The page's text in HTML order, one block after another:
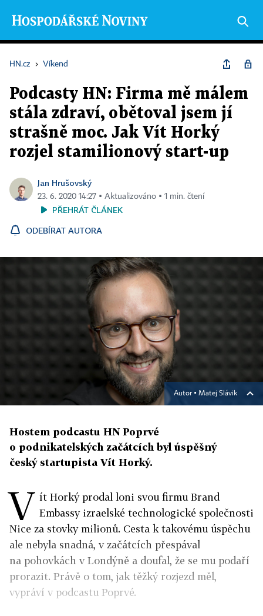
HN.cz › Víkend
Podcasty HN: Firma mě málem
stála zdraví, obětoval jsem jí
strašně moc. Jak Vít Horký
rozjel stamilionový start-up
Jan Hrušovský
23. 6. 2020 14:27 ▪ Aktualizováno ▪ 1 min. čtení
PŘEHRÁT ČLÁNEK
ODEBÍRAT AUTORA
Autor ▪ Matej Slávik
Hostem podcastu HN Poprvé
o podnikatelských začátcích byl úspěšný
český startupista Vít Horký.
V ít Horký prodal loni svou firmu Brand
Embassy izraelské technologické společnosti
Nice za stovky milionů. Cesta k takovému úspěchu
ale nebyla snadná, v začátcích přespával
na pohovkách v Londýně a doufal, že se mu podaří
prorazit. Právě o tom, jak těžký rozjezd měl,
vypráví v podcastu Poprvé.